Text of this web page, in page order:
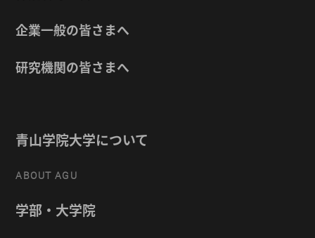
企業一般の皆さまへ
研究機関の皆さまへ
青山学院大学について
ABOUT AGU
学部・大学院